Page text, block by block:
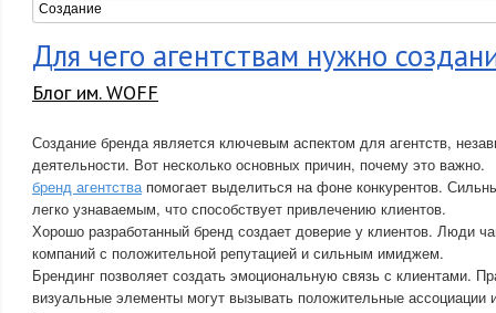
Для чего агентствам нужно
Блог им. WOFF
Создание бренда является ключевым аспектом для агентств,
деятельности. Вот несколько основных причин, почему это важно.
бренд агентствапомогает выделиться на фоне конкурентов.
легко узнаваемым, что способствует привлечению клиентов.
Хорошо разработанный бренд создает доверие у клиентов. Люди
компаний с положительной репутацией и сильным имиджем.
Брендинг позволяет создать эмоциональную связь с клиентами.
визуальные элементы могут вызывать положительные ассоциации